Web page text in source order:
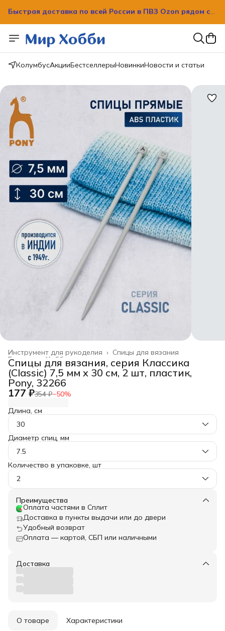
Быстрая доставка по всей России в ПВЗ Ozon рядом с
вашим домом!
КолумбусАкцииБестселлерыНовинкиНовости и статьи
Спицы для вязания
Инструмент для рукоделия ›
Хобби и творчество
Главная ›
Спицы для вязания, серия Классика
(Classic) 7,5 мм x 30 см, 2 шт, пластик,
Pony, 32266
177 ₽354 ₽−50%
Длина, см
30
Диаметр спиц, мм
7.5
Количество в упаковке, шт
2
Преимущества
Оплата частями в Сплит
Доставка в пункты выдачи или до двери
Удобный возврат
Оплата — картой, СБП или наличными
Доставка
О товаре Характеристики